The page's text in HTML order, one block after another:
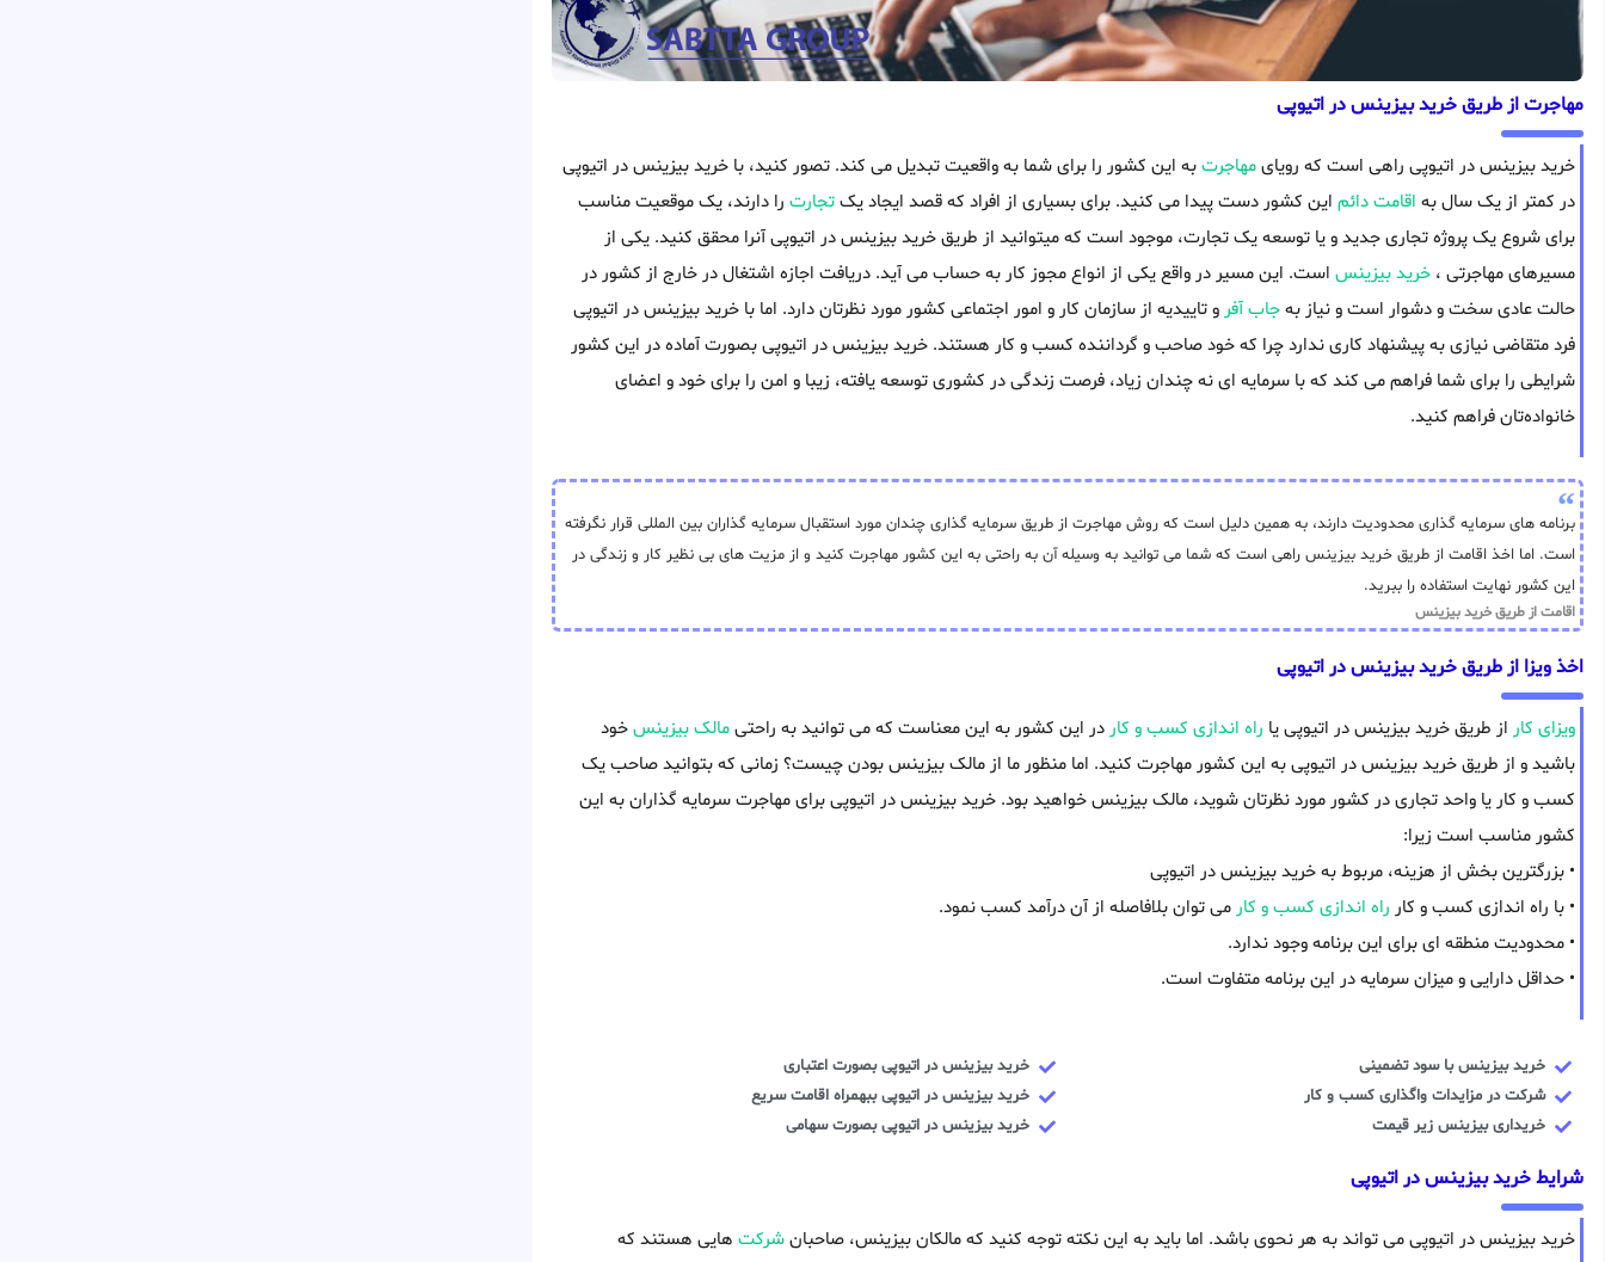
مهاجرت از طریق خرید بیزینس در اتیوپی
خرید بیزینس در اتیوپی راهی است که رویایمهاجرتبه این کشور را برای شما به واقعیت تبدیل می کند. تصور کنید، با خرید بیزینس در اتیوپی
در کمتر از یک سال به اقامت دائم این کشور دست پیدا می کنید. برای بسیاری از افراد که قصد ایجاد یکتجارت را دارند، یک موقعیت مناسب
برای شروع یک پروژه تجاری جدید و یا توسعه یک تجارت، موجود است که میتوانید از طریق خرید بیزینس در اتیوپی آنرا محقق کنید. یکی از
مسیرهای مهاجرتی ، خرید بیزینس است. این مسیر در واقع یکی از انواع مجوز کار به حساب می آید. دریافت اجازه اشتغال در خارج از کشور در
حالت عادی سخت و دشوار است و نیاز بهجاب آفر و تاییدیه از سازمان کار و امور اجتماعی کشور مورد نظرتان دارد. اما با خرید بیزینس در اتیوپی
فرد متقاضی نیازی به پیشنهاد کاری ندارد چرا که خود صاحب و گرداننده کسب و کار هستند. خرید بیزینس در اتیوپی بصورت آماده در این کشور
شرایطی را برای شما فراهم می کند که با سرمایه ای نه چندان زیاد، فرصت زندگی در کشوری توسعه یافته، زیبا و امن را برای خود و اعضای
خانواده‌تان فراهم کنید.
برنامه های سرمایه گذاری محدودیت دارند، به همین دلیل است که روش مهاجرت از طریق سرمایه گذاری چندان مورد استقبال سرمایه گذاران بین المللی قرار نگرفته
است. اما اخذ اقامت از طریق خرید بیزینس راهی است که شما می توانید به وسیله آن به راحتی به این کشور مهاجرت کنید و از مزیت های بی نظیر کار و زندگی در
این کشور نهایت استفاده را ببرید.
اقامت از طریق خرید بیزینس
اخذ ویزا از طریق خرید بیزینس در اتیوپی
ویزای کار از طریق خرید بیزینس در اتیوپی یا راه اندازی کسب و کار در این کشور به این معناست که می توانید به راحتیمالک بیزینسخود
باشید و از طریق خرید بیزینس در اتیوپی به این کشور مهاجرت کنید. اما منظور ما از مالک بیزینس بودن چیست؟ زمانی که بتوانید صاحب یک
کسب و کار یا واحد تجاری در کشور مورد نظرتان شوید، مالک بیزینس خواهید بود. خرید بیزینس در اتیوپی برای مهاجرت سرمایه گذاران به این
کشور مناسب است زیرا:
• بزرگترین بخش از هزینه، مربوط به خرید بیزینس در اتیوپی
• با راه اندازی کسب و کار راه اندازی کسب و کار می توان بلافاصله از آن درآمد کسب نمود.
• محدودیت منطقه ای برای این برنامه وجود ندارد.
• حداقل دارایی و میزان سرمایه در این برنامه متفاوت است.
خرید بیزینس با سود تضمینی
شرکت در مزایدات واگذاری کسب و کار
خریداری بیزینس زیر قیمت
خرید بیزینس در اتیوپی بصورت اعتباری
خرید بیزینس در اتیوپی ببهمراه اقامت سریع
خرید بیزینس در اتیوپی بصورت سهامی
شرایط خرید بیزینس در اتیوپی
خرید بیزینس در اتیوپی می تواند به هر نحوی باشد. اما باید به این نکته توجه کنید که مالکان بیزینس، صاحبانشرکت هایی هستند که